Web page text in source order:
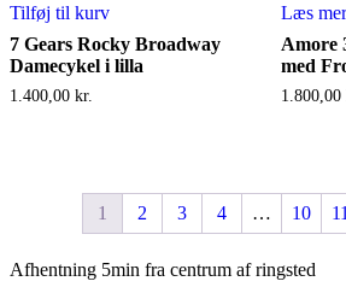
Tilføj til kurv
7 Gears Rocky Broadway
Damecykel i lilla
1.400,00 kr.
Læs
Amore
med
1.800,00
1 2 3 4 … 10 11
Afhentning 5min fra centrum af ringsted